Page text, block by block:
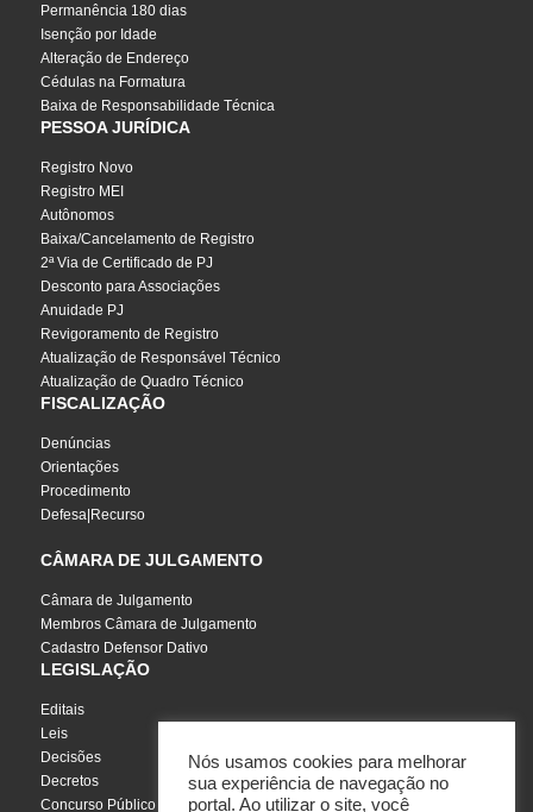
Permanência 180 dias
Isenção por Idade
Alteração de Endereço
Cédulas na Formatura
Baixa de Responsabilidade Técnica
PESSOA JURÍDICA
Registro Novo
Registro MEI
Autônomos
Baixa/Cancelamento de Registro
2ª Via de Certificado de PJ
Desconto para Associações
Anuidade PJ
Revigoramento de Registro
Atualização de Responsável Técnico
Atualização de Quadro Técnico
FISCALIZAÇÃO
Denúncias
Orientações
Procedimento
Defesa|Recurso
CÂMARA DE JULGAMENTO
Câmara de Julgamento
Membros Câmara de Julgamento
Cadastro Defensor Dativo
LEGISLAÇÃO
Editais
Leis
Decisões
Decretos
Concurso Público
Nós usamos cookies para melhorar
sua experiência de navegação no
portal. Ao utilizar o site, você